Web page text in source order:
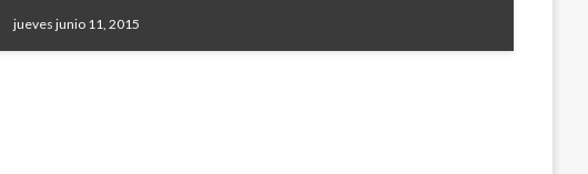
jueves junio 11, 2015